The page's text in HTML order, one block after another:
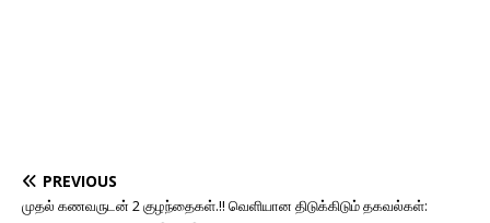
PREVIOUS
முதல் கணவருடன் 2 குழந்தைகள்.!! வெளியான திடுக்கிடும் தகவல்கள்: